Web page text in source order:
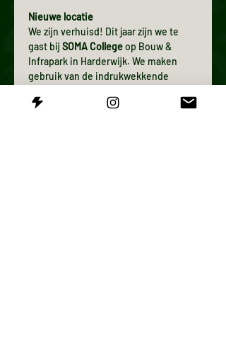
Nieuwe locatie
We zijn verhuisd! Dit jaar zijn we te
gast bij SOMA College op Bouw &
Infrapark in Harderwijk. We maken
gebruik van de indrukwekkende
bewaken we de inmiddels iconische